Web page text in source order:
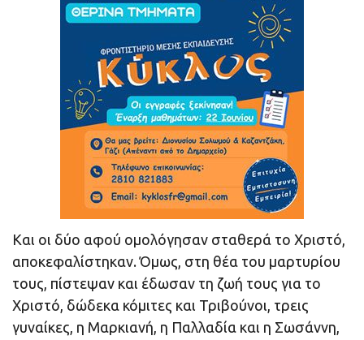
Και οι δύο αφού ομολόγησαν σταθερά το Χριστό,
αποκεφαλίστηκαν. Όμως, στη θέα του μαρτυρίου
τους, πίστεψαν και έδωσαν τη ζωή τους για το
Χριστό, δώδεκα κόμιτες και Τριβούνοι, τρεις
γυναίκες, η Μαρκιανή, η Παλλαδία και η Σωσάννη,